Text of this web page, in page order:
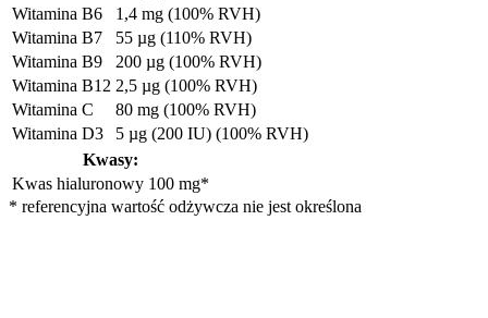
Witamina B6
1,4 mg (100% RVH)
Witamina B7
55 µg (110% RVH)
Witamina B9
200 µg (100% RVH)
Witamina B12 2,5 µg (100% RVH)
Witamina C
80 mg (100% RVH)
Witamina D3
5 µg (200 IU) (100% RVH)
Kwasy:
Kwas hialuronowy 100 mg*
* referencyjna wartość odżywcza nie jest określona